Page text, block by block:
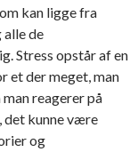
kan ligge fra
de
Stress opstår af en
et der meget, man
reagerer på
det kunne være
og